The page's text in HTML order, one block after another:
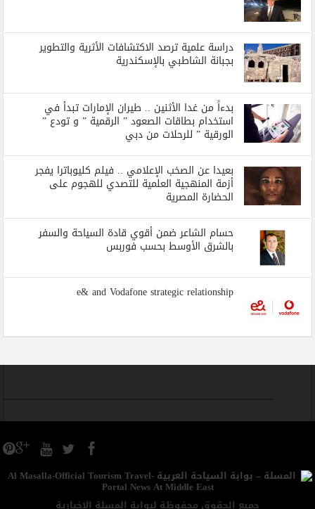
دراسة علمية ترصد الاكتشافات الأثرية والتطوير
بجبانة الشاطبي بالإسكندرية
بدءاً من غدا الأثنين .. طيران الإمارات تبدأ في
استخدام بطاقات الصعود ” الرقمية ” و تودع ”
الورقية ” للرحلات من دبي
بعيدا عن الصخب الإعلامي .. فيلم كليوباترا يفجر
أزمة المنهجية العلمية للتصدي للهجوم على
الحضارة المصرية
حسام الشاعر ضمن أقوي قادة السياحة والسفر
بالشرق الأوسط بحسب فوربس
e& and Vodafone strategic relationship
جميع الحقوق محفوظة لبوابة المسلة الاخبارية